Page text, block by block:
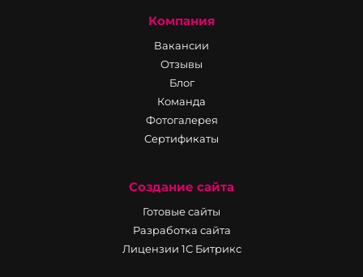
Компания
Вакансии
Отзывы
Блог
Команда
Фотогалерея
Сертификаты
Создание сайта
Готовые сайты
Разработка сайта
Лицензии 1С Битрикс